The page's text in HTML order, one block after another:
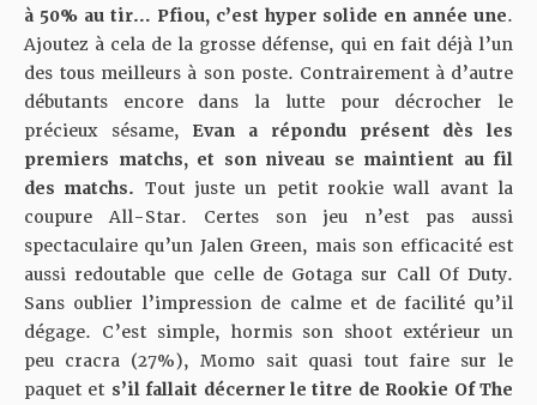
à 50% au tir… Pfiou, c’est hyper solide en année une.
Ajoutez à cela de la grosse défense, qui en fait déjà l’un
des tous meilleurs à son poste. Contrairement à d’autre
débutants encore dans la lutte pour décrocher le
précieux sésame, Evan a répondu présent dès les
premiers matchs, et son niveau se maintient au fil
des matchs. Tout juste un petit rookie wall avant la
coupure All-Star. Certes son jeu n’est pas aussi
spectaculaire qu’un Jalen Green, mais son efficacité est
aussi redoutable que celle de Gotaga sur Call Of Duty.
Sans oublier l’impression de calme et de facilité qu’il
dégage. C’est simple, hormis son shoot extérieur un
peu cracra (27%), Momo sait quasi tout faire sur le
paquet et s’il fallait décerner le titre de Rookie Of The